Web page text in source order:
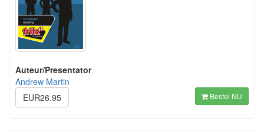
Auteur/Presentator
Andrew Martin
EUR26.95
Bestel NU